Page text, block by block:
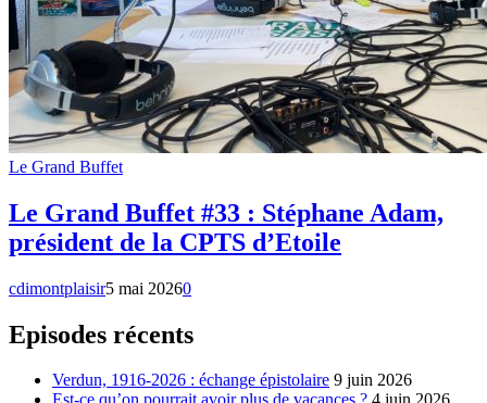
Le Grand Buffet
Le Grand Buffet #33 : Stéphane Adam,
président de la CPTS d’Etoile
cdimontplaisir5 mai 20260
Episodes récents
Verdun, 1916-2026 : échange épistolaire 9 juin 2026